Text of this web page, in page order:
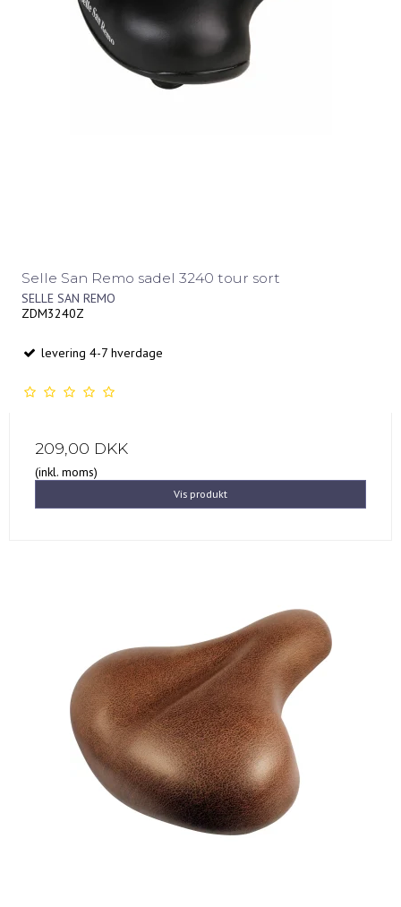
Selle San Remo sadel 3240 tour sort
SELLE SAN REMO
ZDM3240Z
levering 4-7 hverdage
209,00 DKK
(inkl. moms)
Vis produkt